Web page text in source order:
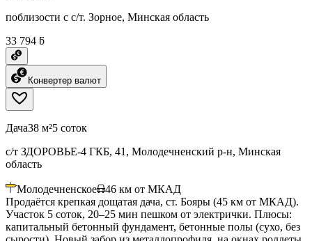
поблизости с с/т. Зорное, Минская область
33 794 ƃ
Конвертер валют
Дача38 м²5 соток
с/т ЗДОРОВЬЕ-4 ГКБ, 41, Молодечненский р-н, Минская
область
Молодечненское 46 км от МКАД
Продаётся крепкая дощатая дача, ст. Бояры (45 км от МКАД).
Участок 5 соток, 20–25 мин пешком от электрички. Плюсы:
капитальный бетонный фундамент, бетонные полы (сухо, без